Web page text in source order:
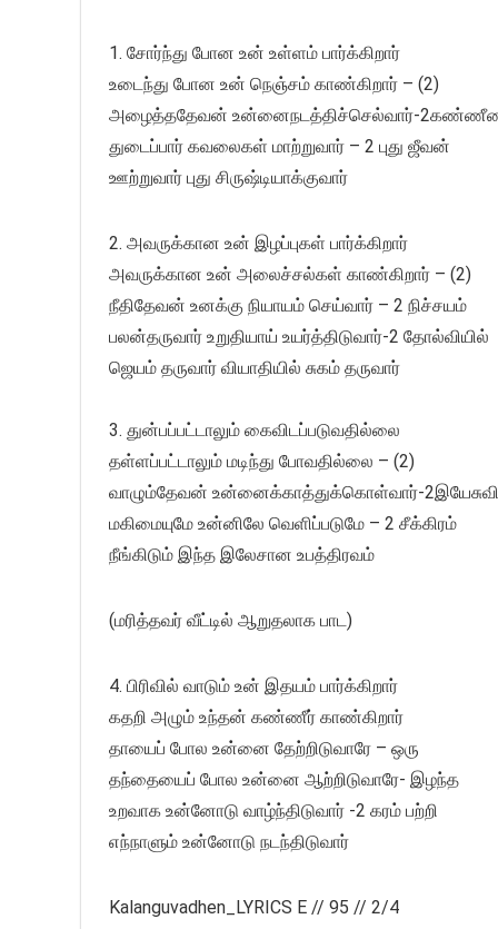
1. சோர்ந்து போன உன் உள்ளம் பார்க்கிறார்
உடைந்து போன உன் நெஞ்சம் காண்கிறார் – (2)
அழைத்ததேவன் உன்னைநடத்திச்செல்வார்-
துடைப்பார் கவலைகள் மாற்றுவார் – 2 புது ஜீவன்
ஊற்றுவார் புது சிருஷ்டியாக்குவார்
2. அவருக்கான உன் இழப்புகள் பார்க்கிறார்
அவருக்கான உன் அலைச்சல்கள் காண்கிறார் – (2)
நீதிதேவன் உனக்கு நியாயம் செய்வார் – 2 நிச்சயம்
பலன்தருவார் உறுதியாய் உயர்த்திடுவார்-2 தோல்வியில்
ஜெயம் தருவார் வியாதியில் சுகம் தருவார்
3. துன்பப்பட்டாலும் கைவிடப்படுவதில்லை
தள்ளப்பட்டாலும் மடிந்து போவதில்லை – (2)
வாழும்தேவன் உன்னைக்காத்துக்கொள்வார்-
மகிமையுமே உன்னிலே வெளிப்படுமே – 2 சீக்கிரம்
நீங்கிடும் இந்த இலேசான உபத்திரவம்
(மரித்தவர் வீட்டில் ஆறுதலாக பாட)
4. பிரிவில் வாடும் உன் இதயம் பார்க்கிறார்
கதறி அழும் உந்தன் கண்ணீர் காண்கிறார்
தாயைப் போல உன்னை தேற்றிடுவாரே – ஒரு
தந்தையைப் போல உன்னை ஆற்றிடுவாரே- இழந்த
உறவாக உன்னோடு வாழ்ந்திடுவார் -2 கரம் பற்றி
எந்நாளும் உன்னோடு நடந்திடுவார்
Kalanguvadhen_LYRICS E // 95 // 2/4